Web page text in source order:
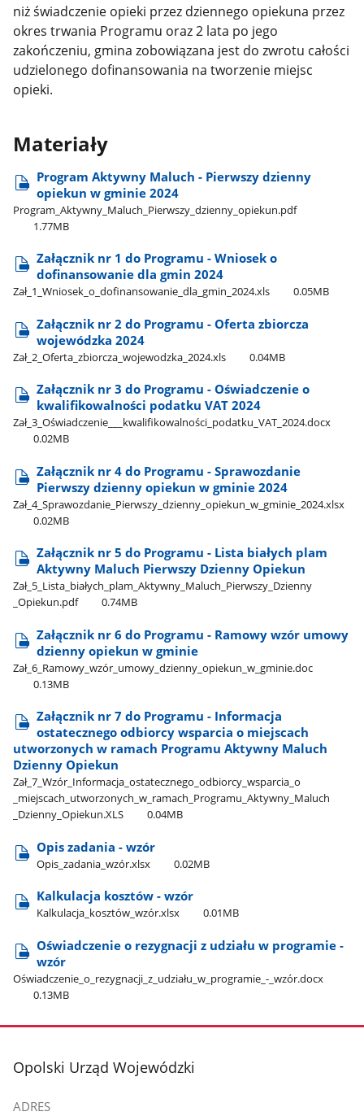
niż świadczenie opieki przez dziennego opiekuna przez
okres trwania Programu oraz 2 lata po jego
zakończeniu, gmina zobowiązana jest do zwrotu całości
udzielonego dofinansowania na tworzenie miejsc
opieki.
Materiały
Program Aktywny Maluch - Pierwszy dzienny
opiekun w gminie 2024
Program​_Aktywny​_Maluch​_Pierwszy​_dzienny​_opiekun.pdf
1.77MB
Załącznik nr 1 do Programu - Wniosek o
dofinansowanie dla gmin 2024
Zał​_1​_Wniosek​_o​_dofinansowanie​_dla​_gmin​_2024.xls 0.05MB
Załącznik nr 2 do Programu - Oferta zbiorcza
wojewódzka 2024
Zał​_2​_Oferta​_zbiorcza​_wojewodzka​_2024.xls 0.04MB
Załącznik nr 3 do Programu - Oświadczenie o
kwalifikowalności podatku VAT 2024
Zał​_3​_Oświadczenie​_​_​_kwalifikowalności​_podatku​_VAT​_2024.docx
0.02MB
Załącznik nr 4 do Programu - Sprawozdanie
Pierwszy dzienny opiekun w gminie 2024
Zał​_4​_Sprawozdanie​_Pierwszy​_dzienny​_opiekun​_w​_gminie​_2024.xlsx
0.02MB
Załącznik nr 5 do Programu - Lista białych plam
Aktywny Maluch Pierwszy Dzienny Opiekun
Zał​_5​_Lista​_białych​_plam​_Aktywny​_Maluch​_Pierwszy​_Dzienny​
_Opiekun.pdf
0.74MB
Załącznik nr 6 do Programu - Ramowy wzór umowy
dzienny opiekun w gminie
Zał​_6​_Ramowy​_wzór​_umowy​_dzienny​_opiekun​_w​_gminie.doc
0.13MB
Załącznik nr 7 do Programu - Informacja
ostatecznego odbiorcy wsparcia o miejscach
utworzonych w ramach Programu Aktywny Maluch
Dzienny Opiekun
Zał​_7​_Wzór​_Informacja​_ostatecznego​_odbiorcy​_wsparcia​_o​
_miejscach​_utworzonych​_w​_ramach​_Programu​_Aktywny​_Maluch​
_Dzienny​_Opiekun.XLS
0.04MB
Opis zadania - wzór
Opis​_zadania​_wzór.xlsx 0.02MB
Kalkulacja kosztów - wzór
Kalkulacja​_kosztów​_wzór.xlsx 0.01MB
Oświadczenie o rezygnacji z udziału w programie -
wzór
Oświadczenie​_o​_rezygnacji​_z​_udziału​_w​_programie​_-​_wzór.docx
0.13MB
stopka
Opolski Urząd Wojewódzki
ADRES